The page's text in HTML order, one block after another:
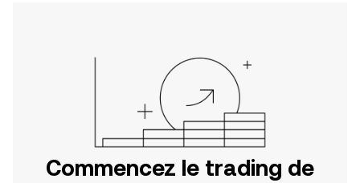
Commencez le trading de